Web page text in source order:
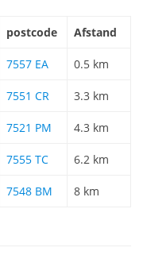
postcode Afstand
7557 EA 0.5 km
7551 CR 3.3 km
7521 PM 4.3 km
7555 TC 6.2 km
7548 BM 8 km